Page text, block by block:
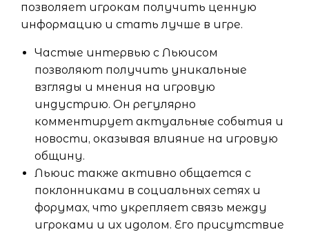
позволяет игрокам получить ценную
информацию и стать лучше в игре.
Частые интервью с Льюисом
позволяют получить уникальные
взгляды и мнения на игровую
индустрию. Он регулярно
комментирует актуальные события и
новости, оказывая влияние на игровую
общину.
Льюис также активно общается с
поклонниками в социальных сетях и
форумах, что укрепляет связь между
игроками и их идолом. Его присутствие